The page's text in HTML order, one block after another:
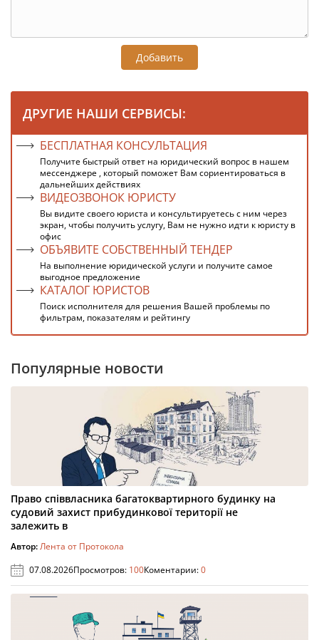
Добавить
ДРУГИЕ НАШИ СЕРВИСЫ:
БЕСПЛАТНАЯ КОНСУЛЬТАЦИЯ
Получите быстрый ответ на юридический вопрос в нашем
мессенджере , который поможет Вам сориентироваться в
дальнейших действиях
ВИДЕОЗВОНОК ЮРИСТУ
Вы видите своего юриста и консультируетесь с ним через
экран, чтобы получить услугу, Вам не нужно идти к юристу в
офис
ОБЪЯВИТЕ СОБСТВЕННЫЙ ТЕНДЕР
На выполнение юридической услуги и получите самое
выгодное предложение
КАТАЛОГ ЮРИСТОВ
Поиск исполнителя для решения Вашей проблемы по
фильтрам, показателям и рейтингу
Популярные новости
Право співвласника багатоквартирного будинку на
судовий захист прибудинкової території не
залежить в
Автор:Лента от Протокола
07.08.2026Просмотров: 100Коментарии:0